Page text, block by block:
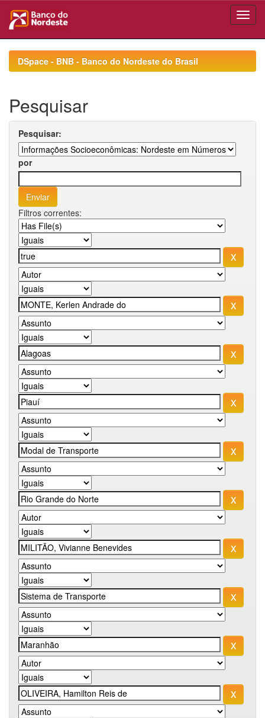
navigationDSpace - BNB - Banco do Nordeste do Brasil
Pesquisar
Pesquisar:
por
Filtros correntes: